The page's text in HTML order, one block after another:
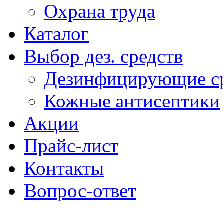
Охрана труда
Каталог
Выбор дез. средств
Дезинфицирующие
Кожные антисептики
Акции
Прайс-лист
Контакты
Вопрос-ответ